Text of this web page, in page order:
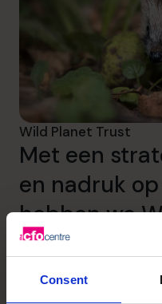
Consent
Wild Planet Trust
Met een
en nadruk
hebben we
een heldere
toekomst